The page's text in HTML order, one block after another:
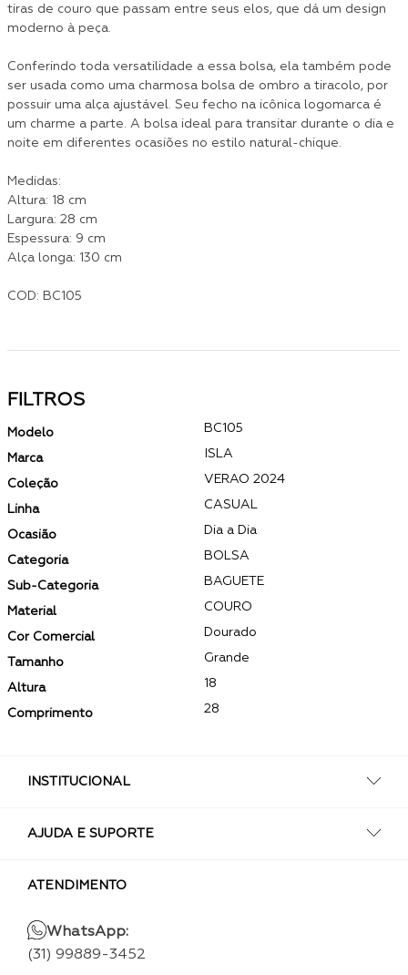
tiras de couro que passam entre seus elos, que dá um design
moderno à peça.
Conferindo toda versatilidade a essa bolsa, ela também pode
ser usada como uma charmosa bolsa de ombro a tiracolo, por
possuir uma alça ajustável. Seu fecho na icônica logomarca é
um charme a parte. A bolsa ideal para transitar durante o dia e
noite em diferentes ocasiões no estilo natural-chique.
Medidas:
Altura: 18 cm
Largura: 28 cm
Espessura: 9 cm
Alça longa: 130 cm
COD: BC105
FILTROS
Modelo BC105
Marca ISLA
Coleção VERAO 2024
Linha CASUAL
Ocasião Dia a Dia
Categoria BOLSA
Sub-Categoria BAGUETE
Material COURO
Cor Comercial Dourado
Tamanho Grande
Altura 18
Comprimento 28
INSTITUCIONAL
AJUDA E SUPORTE
ATENDIMENTO
WhatsApp:
(31) 99889-3452